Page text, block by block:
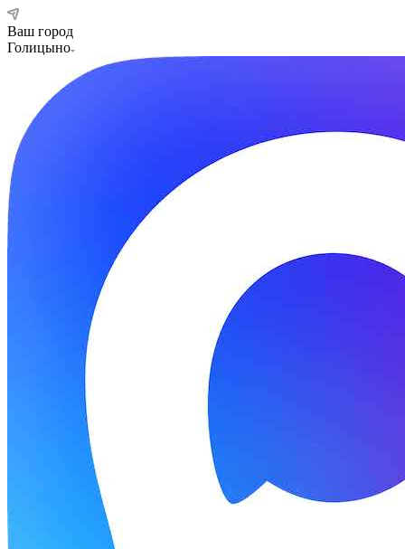
Ваш город
Голицыно